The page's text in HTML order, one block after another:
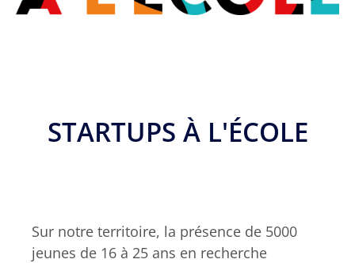
STARTUPS À L'ÉCOLE
Sur notre territoire, la présence de 5000
jeunes de 16 à 25 ans en recherche